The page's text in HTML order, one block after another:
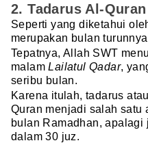
2. Tadarus Al-Quran
Seperti yang diketahui
merupakan bulan
Tepatnya, Allah SWT
malamLailatul Qadar,
seribu bulan.
Karena itulah, tadarus
Quran menjadi salah satu
bulan Ramadhan,
dalam 30 juz.